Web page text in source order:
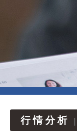
行情分析